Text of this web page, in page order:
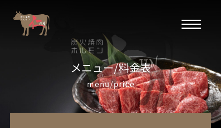
メニュー/料金表
menu/price